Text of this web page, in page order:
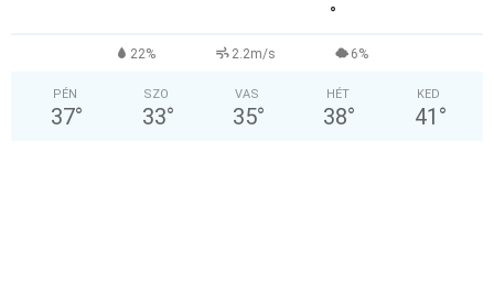
°
22% 2.2m/s 6%
PÉN
37°
SZO
33°
VAS
35°
HÉT
38°
KED
41 °